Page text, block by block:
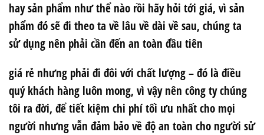
hay sản phẩm như thể nào rồi hãy hỏi tới giá, vì sản
phẩm đó sẽ đi theo ta về lâu về dài về sau, chúng ta
sử dụng nên phải cần đến an toàn đầu tiên
giá rẻ nhưng phải đi đôi với chất lượng – đó là điều
quý khách hàng luôn mong, vì vậy nên công ty chúng
tôi ra đời, để tiết kiệm chi phí tối ưu nhất cho mọi
người nhưng vẫn đảm bảo về độ an toàn cho người sử